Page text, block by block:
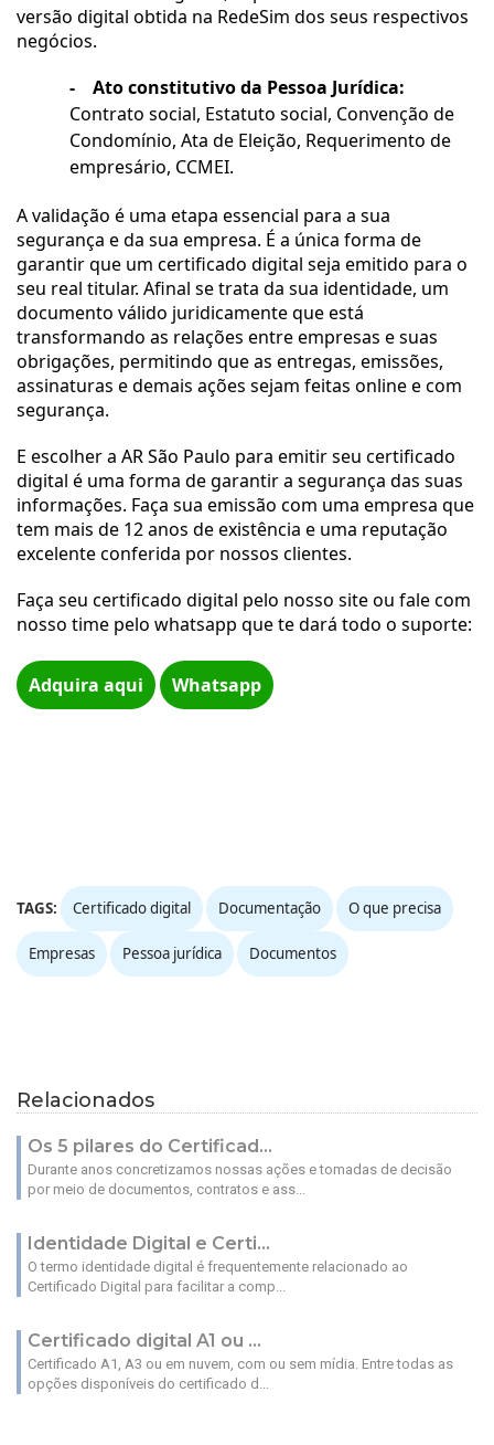
versão digital obtida na RedeSim dos seus respectivos
negócios.
-
Ato constitutivo da Pessoa Jurídica:
Contrato social, Estatuto social, Convenção de
Condomínio, Ata de Eleição, Requerimento de
empresário, CCMEI.
A validação é uma etapa essencial para a sua
segurança e da sua empresa. É a única forma de
garantir que um certificado digital seja emitido para o
seu real titular. Afinal se trata da sua identidade, um
documento válido juridicamente que está
transformando as relações entre empresas e suas
obrigações, permitindo que as entregas, emissões,
assinaturas e demais ações sejam feitas online e com
segurança.
E escolher a AR São Paulo para emitir seu certificado
digital é uma forma de garantir a segurança das suas
informações. Faça sua emissão com uma empresa que
tem mais de 12 anos de existência e uma reputação
excelente conferida por nossos clientes.
Faça seu certificado digital pelo nosso site ou fale com
nosso time pelo whatsapp que te dará todo o suporte:
Adquira aqui Whatsapp
TAGS: Certificado digital Documentação O que precisa
Empresas Pessoa jurídica Documentos
Relacionados
Os 5 pilares do Certificad...
Durante anos concretizamos nossas ações e tomadas de decisão
por meio de documentos, contratos e ass...
Identidade Digital e Certi...
O termo identidade digital é frequentemente relacionado ao
Certificado Digital para facilitar a comp...
Certificado digital A1 ou ...
Certificado A1, A3 ou em nuvem, com ou sem mídia. Entre todas as
opções disponíveis do certificado d...